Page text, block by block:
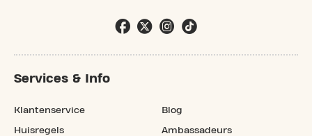
Services & Info
Klantenservice
Huisregels
Blog
Ambassadeurs